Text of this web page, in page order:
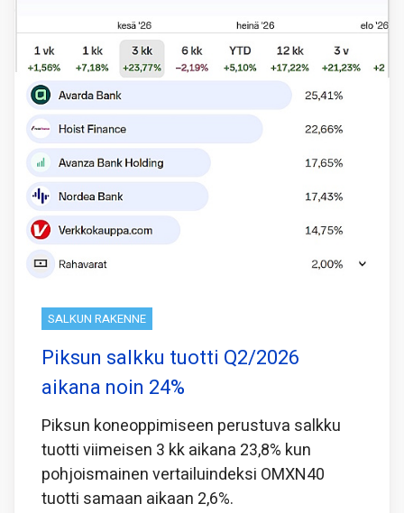
SALKUN RAKENNE
Piksun salkku tuotti Q2/2026
aikana noin 24%
Piksun koneoppimiseen perustuva salkku
tuotti viimeisen 3 kk aikana 23,8% kun
pohjoismainen vertailuindeksi OMXN40
tuotti samaan aikaan 2,6%.